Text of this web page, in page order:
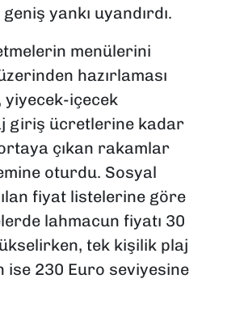
yankı uyandırdı.
menülerini
hazırlaması
içecek
giriş ücretlerine kadar
çıkan rakamlar
oturdu. Sosyal
fiyat listelerine göre
lahmacun fiyatı 30
tek kişilik plaj
230 Euro seviyesine